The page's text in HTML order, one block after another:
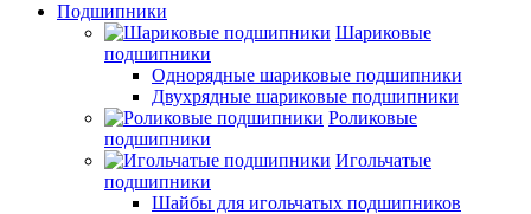
Подшипники
Шариковые
подшипники
Однорядные шариковые подшипники
Двухрядные шариковые подшипники
Роликовые
подшипники
Игольчатые
подшипники
Шайбы для игольчатых подшипников